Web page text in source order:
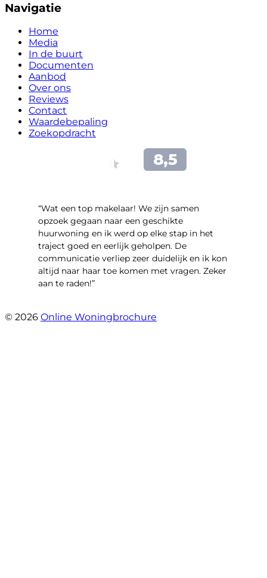
Navigatie
Home
Media
In de buurt
Documenten
Aanbod
Over ons
Reviews
Contact
Waardebepaling
Zoekopdracht
“Wat een top makelaar! We zijn samen
opzoek gegaan naar een geschikte
huurwoning en ik werd op elke stap in het
traject goed en eerlijk geholpen. De
communicatie verliep zeer duidelijk en ik kon
altijd naar haar toe komen met vragen. Zeker
aan te raden!”
© 2026 Online Woningbrochure